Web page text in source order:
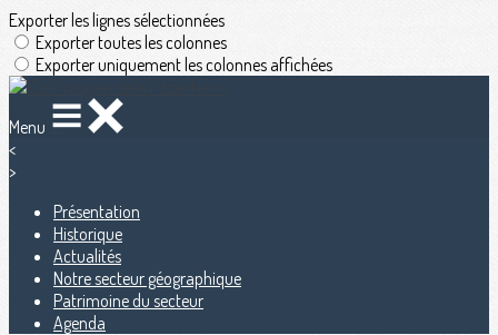
Exporter les lignes sélectionnées
Exporter toutes les colonnes
Exporter uniquement les colonnes affichées
Menu
<
>
Présentation
Historique
Actualités
Notre secteur géographique
Patrimoine du secteur
Agenda